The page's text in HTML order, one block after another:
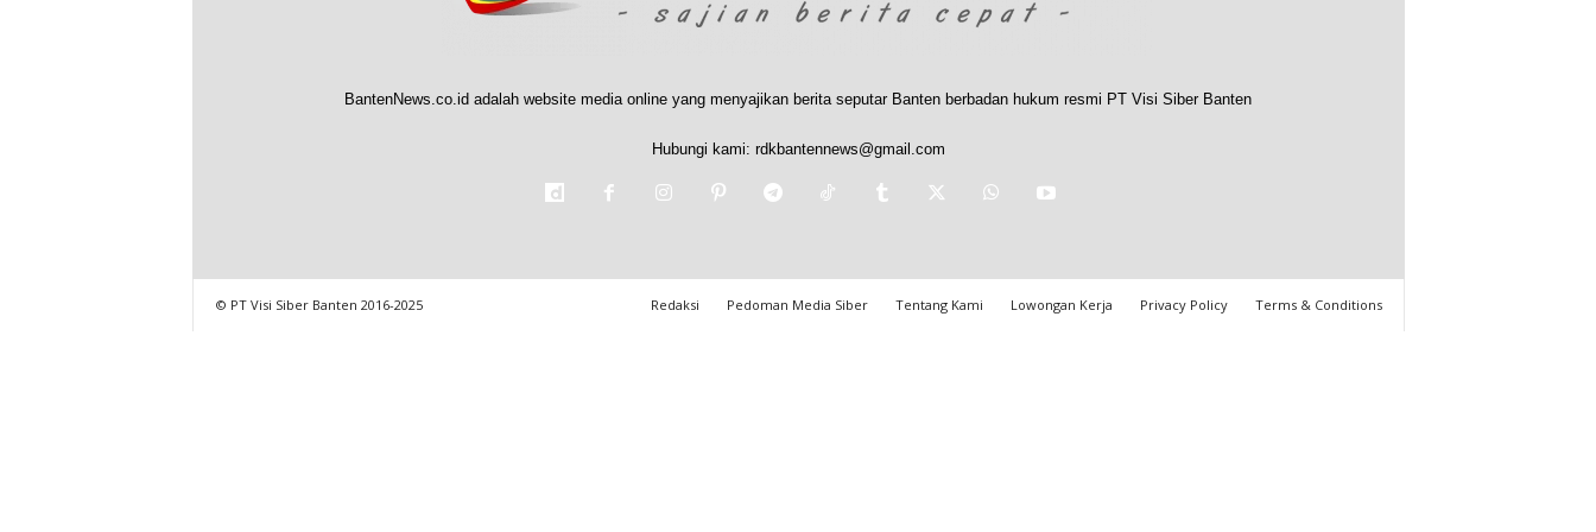
BantenNews.co.id adalah website media online yang menyajikan berita seputar Banten berbadan hukum resmi PT Visi Siber Banten
Hubungi kami: rdkbantennews@gmail.com
Redaksi Pedoman Media Siber Tentang Kami Lowongan Kerja Privacy Policy Terms & Conditions
© PT Visi Siber Banten 2016-2025